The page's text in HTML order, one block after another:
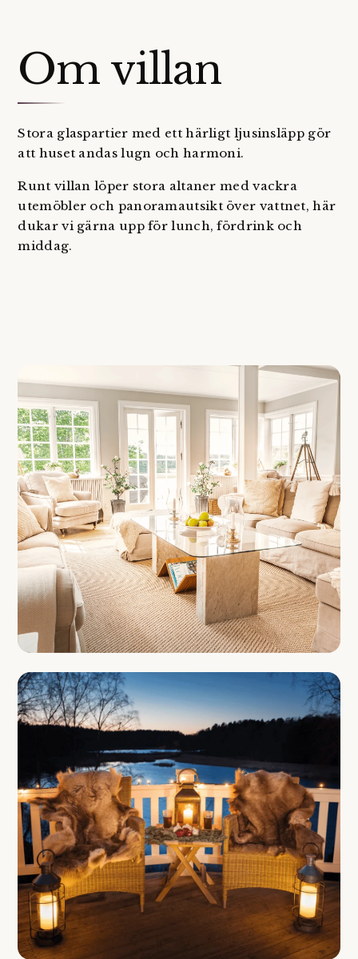
Om villan
Stora glaspartier med ett härligt ljusinsläpp gör
att huset andas lugn och harmoni.
Runt villan löper stora altaner med vackra
utemöbler och panoramautsikt över vattnet, här
dukar vi gärna upp för lunch, fördrink och
middag.